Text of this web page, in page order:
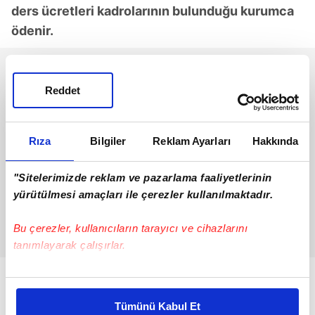
Rıza Bilgiler Reklam Ayarları Hakkında
"Sitelerimizde reklam ve pazarlama faaliyetlerinin
yürütülmesi amaçları ile çerezler kullanılmaktadır.
Bu çerezler, kullanıcıların tarayıcı ve cihazlarını
tanımlayarak çalışırlar.
Bu çerezlere izin vermeniz halinde sizlere özel
daha iyi reklam deneyimi yaşatabiliriz. Bunu yaparken
Tümünü Kabul Et
Reddet
ders ücretleri kadrolarının bulunduğu kurumca
ödenir.